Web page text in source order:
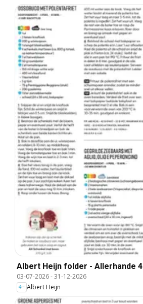
Albert Heijn folder - Allerhande 4
03-07-2026-31-12-2026
Albert Heijn